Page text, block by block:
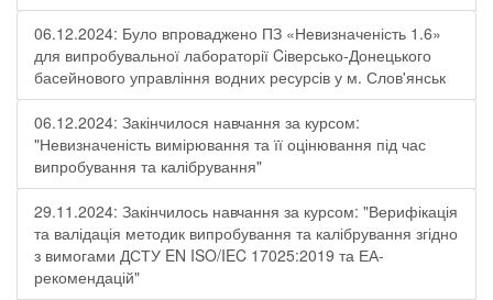
06.12.2024: Було впроваджено ПЗ «Невизначеність 1.6»
для випробувальної лабораторії Cіверсько-Донецького
басейнового управління водних ресурсів у м. Слов'янськ
06.12.2024: Закінчилося навчання за курсом:
"Невизначеність вимірювання та її оцінювання під час
випробування та калібрування"
29.11.2024: Закінчилось навчання за курсом: "Верифікація
та валідація методик випробування та калібрування згідно
з вимогами ДСТУ EN ISO/IEC 17025:2019 та ЕА-
рекомендацій"